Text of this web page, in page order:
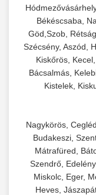
Békéscsaba,
Göd,Szob,
Szécsény, Aszód,
Kiskőrös,
Bácsalmás,
Kistelek,
Nagykörös,
Budakeszi,
Mátrafüred,
Szendrő,
Miskolc, Eger,
Heves,